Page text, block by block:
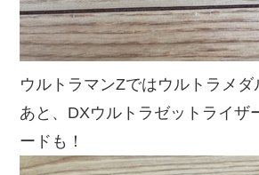
ウルトラマンZではウルトラメダ
あと、DXウルトラゼットライザ
ードも！